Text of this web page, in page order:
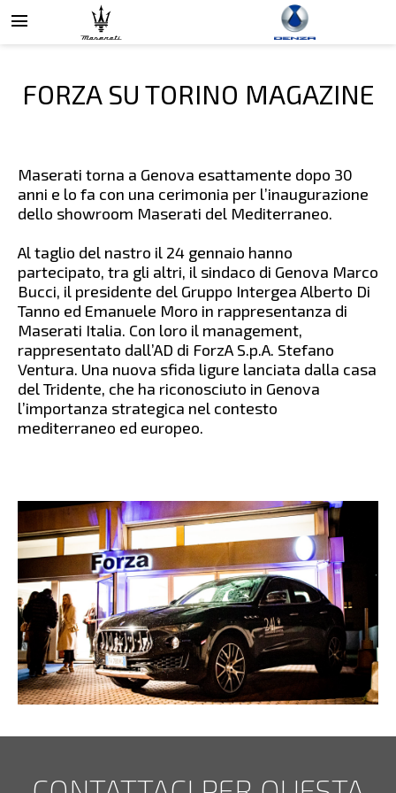
menu
FORZA SU TORINO MAGAZINE
Maserati torna a Genova esattamente dopo 30
anni e lo fa con una cerimonia per l’inaugurazione
dello showroom Maserati del Mediterraneo.
Al taglio del nastro il 24 gennaio hanno
partecipato, tra gli altri, il sindaco di Genova Marco
Bucci, il presidente del Gruppo Intergea Alberto Di
Tanno ed Emanuele Moro in rappresentanza di
Maserati Italia. Con loro il management,
rappresentato dall’AD di ForzA S.p.A. Stefano
Ventura. Una nuova sfida ligure lanciata dalla casa
del Tridente, che ha riconosciuto in Genova
l’importanza strategica nel contesto
mediterraneo ed europeo.